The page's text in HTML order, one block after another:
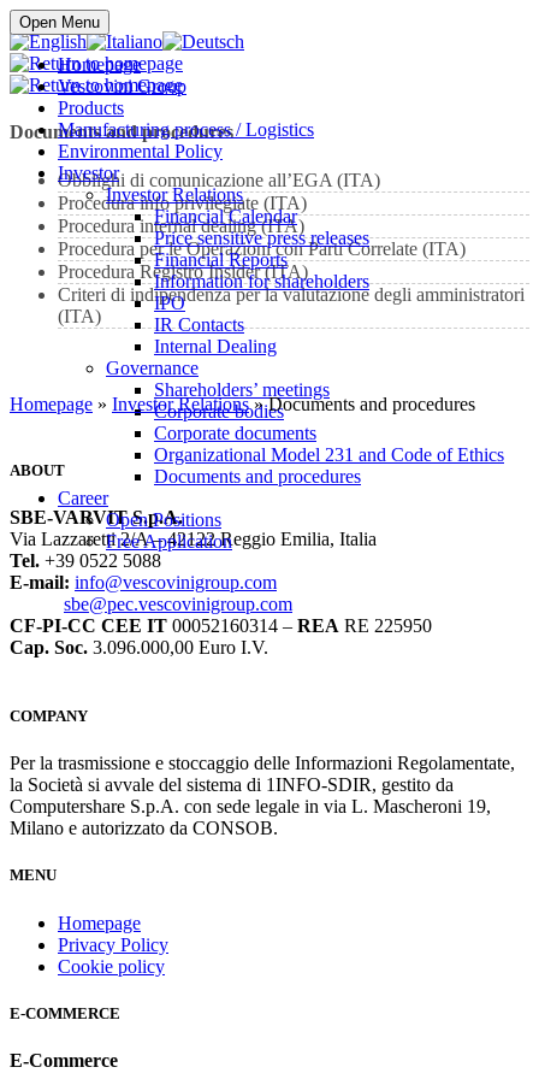
Open Menu
Homepage
Vescovini Group
Products
Manufacturing process / Logistics
Environmental Policy
Investor
Investor Relations
Financial Calendar
Price sensitive press releases
Financial Reports
Information for shareholders
IPO
IR Contacts
Internal Dealing
Governance
Shareholders’ meetings
Corporate bodies
Corporate documents
Organizational Model 231 and Code of Ethics
Documents and procedures
Career
Open Positions
Free Application
Buy online
Documents and procedures
Obblighi di comunicazione all’EGA (ITA)
Procedura info privilegiate (ITA)
Procedura internal dealing (ITA)
Procedura per le Operazioni con Parti Correlate (ITA)
Procedura Registro Insider (ITA)
Criteri di indipendenza per la valutazione degli amministratori
(ITA)
Homepage » Investor Relations» Documents and procedures
ABOUT
SBE-VARVIT S.p.A.
Via Lazzaretti 2/A – 42122 Reggio Emilia, Italia
Tel. +39 0522 5088
E-mail: info@vescovinigroup.com
sbe@pec.vescovinigroup.com
CF-PI-CC CEE IT 00052160314 – REA RE 225950
Cap. Soc. 3.096.000,00 Euro I.V.
COMPANY
Per la trasmissione e stoccaggio delle Informazioni Regolamentate,
la Società si avvale del sistema di 1INFO-SDIR, gestito da
Computershare S.p.A. con sede legale in via L. Mascheroni 19,
Milano e autorizzato da CONSOB.
MENU
Homepage
Privacy Policy
Cookie policy
E-COMMERCE
E-Commerce